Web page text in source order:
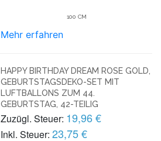
100 CM
Mehr erfahren
HAPPY BIRTHDAY DREAM ROSE GOLD,
GEBURTSTAGSDEKO-SET MIT
LUFTBALLONS ZUM 44.
GEBURTSTAG, 42-TEILIG
Zuzügl. Steuer: 19,96 €
Inkl. Steuer: 23,75 €